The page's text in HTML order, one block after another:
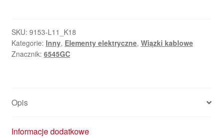
Peugeot
207
6545GC
SKU: 9153-L11_K18
Kategorie: Inny, Elementy elektryczne, Wiązki kablowe
Znacznik: 6545GC
Opis
Informacje dodatkowe